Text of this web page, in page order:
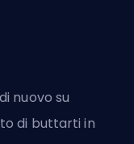
nuovo su
di buttarti in